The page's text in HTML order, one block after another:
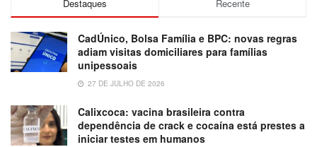
Destaques Recente
CadÚnico, Bolsa Família e BPC: novas regras
adiam visitas domiciliares para famílias
unipessoais
27 DE JULHO DE 2026
Calixcoca: vacina brasileira contra
dependência de crack e cocaína está prestes a
iniciar testes em humanos